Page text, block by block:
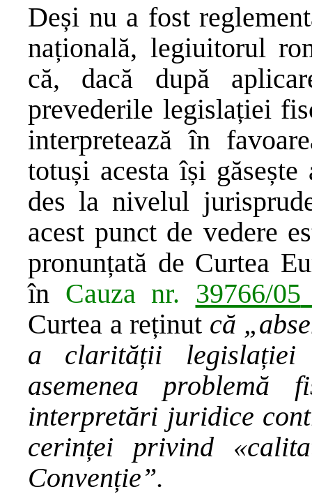
Deși nu a fost
națională, legiuitorul
că, dacă după
prevederile legislației
interpretează în
totuși acesta își
des la nivelul
acest punct de vedere
pronunțată de Curtea
în Cauza nr. 39766/05
Curtea a reținut că
a clarității
asemenea problemă
interpretări juridice
cerinței privind
Convenție”.